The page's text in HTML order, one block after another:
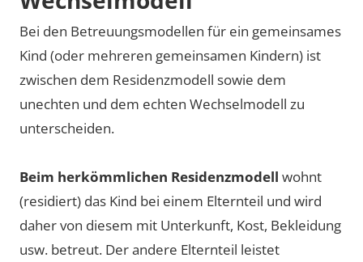
Bei den Betreuungsmodellen für ein gemeinsames
Kind (oder mehreren gemeinsamen Kindern) ist
zwischen dem Residenzmodell sowie dem
unechten und dem echten Wechselmodell zu
unterscheiden.
Beim herkömmlichen Residenzmodell wohnt
(residiert) das Kind bei einem Elternteil und wird
daher von diesem mit Unterkunft, Kost, Bekleidung
usw. betreut. Der andere Elternteil leistet